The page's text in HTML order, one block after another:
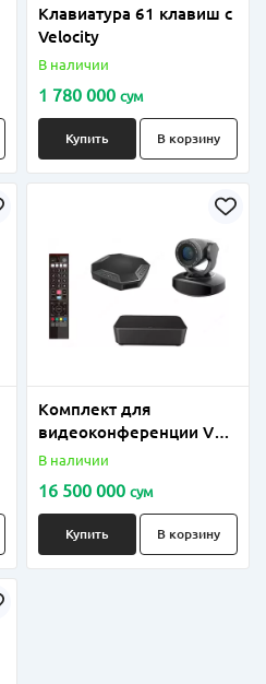
Клавиатура 61 клавиш с
Velocity
В наличии
1 780 000 сум
Купить В корзину
Комплект для
видеоконференции VA-
200-10
В наличии
16 500 000 сум
Купить В корзину